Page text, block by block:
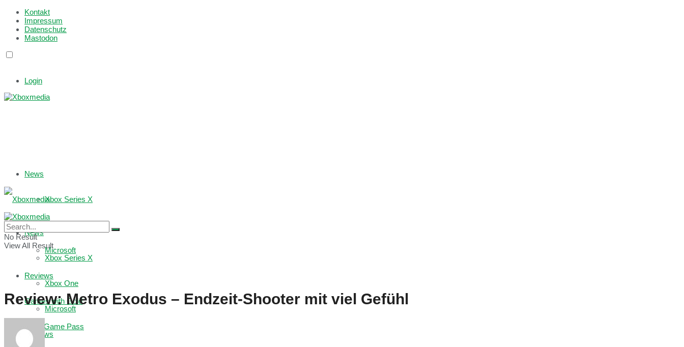
Kontakt
Impressum
Datenschutz
Mastodon
Login
News
Xbox Series X
Microsoft
Reviews
Games with Gold
Xbox Game Pass
News
Xbox Series X
Xbox One
Microsoft
Reviews
No Result
View All Result
Review: Metro Exodus – Endzeit-Shooter mit viel Gefühl